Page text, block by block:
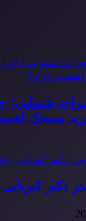
شنوایی؛
سمعک
دکتر کبریایی